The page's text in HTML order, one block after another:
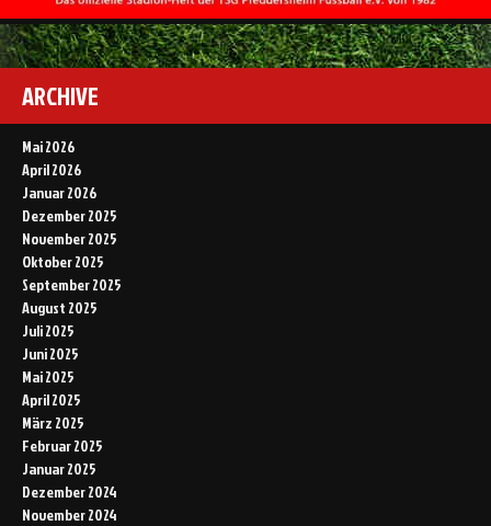
ARCHIVE
Mai 2026
April 2026
Januar 2026
Dezember 2025
November 2025
Oktober 2025
September 2025
August 2025
Juli 2025
Juni 2025
Mai 2025
April 2025
März 2025
Februar 2025
Januar 2025
Dezember 2024
November 2024